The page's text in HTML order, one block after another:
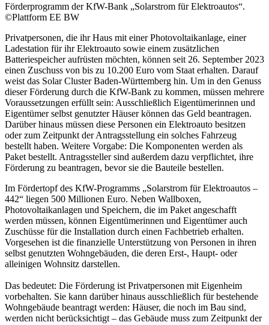
Förderprogramm der KfW-Bank „Solarstrom für Elektroautos“.
©Plattform EE BW
Privatpersonen, die ihr Haus mit einer Photovoltaikanlage, einer
Ladestation für ihr Elektroauto sowie einem zusätzlichen
Batteriespeicher aufrüsten möchten, können seit 26. September 2023
einen Zuschuss von bis zu 10.200 Euro vom Staat erhalten. Darauf
weist das Solar Cluster Baden-Württemberg hin. Um in den Genuss
dieser Förderung durch die KfW-Bank zu kommen, müssen mehrere
Voraussetzungen erfüllt sein: Ausschließlich Eigentümerinnen und
Eigentümer selbst genutzter Häuser können das Geld beantragen.
Darüber hinaus müssen diese Personen ein Elektroauto besitzen
oder zum Zeitpunkt der Antragsstellung ein solches Fahrzeug
bestellt haben. Weitere Vorgabe: Die Komponenten werden als
Paket bestellt. Antragssteller sind außerdem dazu verpflichtet, ihre
Förderung zu beantragen, bevor sie die Bauteile bestellen.
Im Fördertopf des KfW-Programms „Solarstrom für Elektroautos –
442“ liegen 500 Millionen Euro. Neben Wallboxen,
Photovoltaikanlagen und Speichern, die im Paket angeschafft
werden müssen, können Eigentümerinnen und Eigentümer auch
Zuschüsse für die Installation durch einen Fachbetrieb erhalten.
Vorgesehen ist die finanzielle Unterstützung von Personen in ihren
selbst genutzten Wohngebäuden, die deren Erst-, Haupt- oder
alleinigen Wohnsitz darstellen.
Das bedeutet: Die Förderung ist Privatpersonen mit Eigenheim
vorbehalten. Sie kann darüber hinaus ausschließlich für bestehende
Wohngebäude beantragt werden: Häuser, die noch im Bau sind,
werden nicht berücksichtigt – das Gebäude muss zum Zeitpunkt der